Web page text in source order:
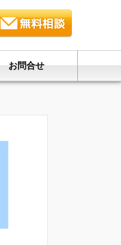
お問合せ